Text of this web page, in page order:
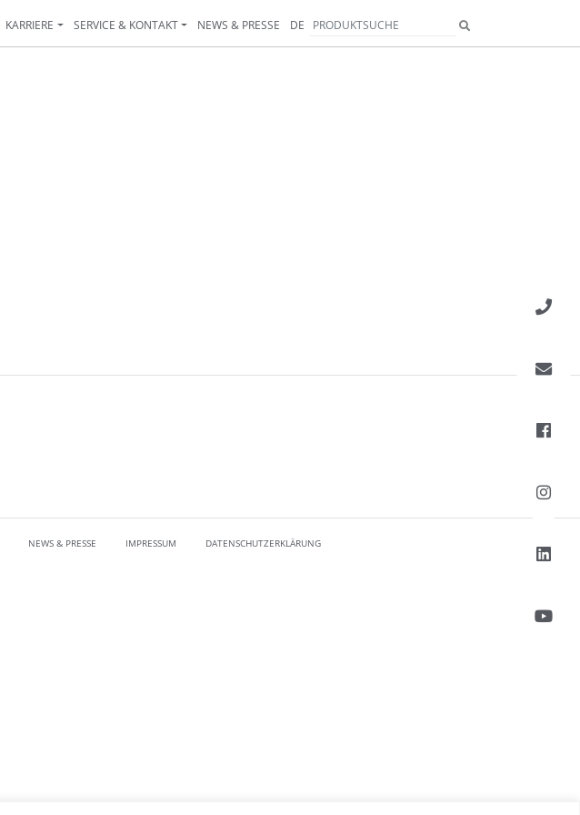
KARRIERE SERVICE & KONTAKT NEWS & PRESSE DE
NEWS & PRESSE IMPRESSUM DATENSCHUTZERKLÄRUNG